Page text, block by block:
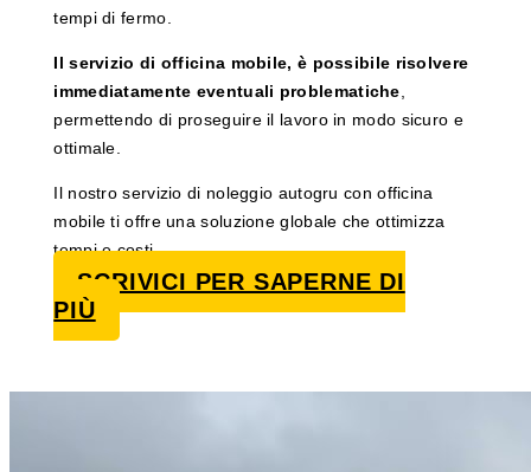
tempi di fermo.
Il servizio di officina mobile, è possibile risolvere
immediatamente eventuali problematiche
permettendo di proseguire il lavoro in modo sicuro e
ottimale.
Il nostro servizio di noleggio autogru con officina
mobile ti offre una soluzione globale che ottimizza
tempi e costi.
SCRIVICI PER SAPERNE DI
PIÙ